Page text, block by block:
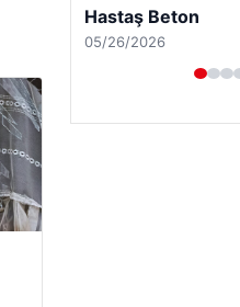
Prenses Night Club
04/29/2026